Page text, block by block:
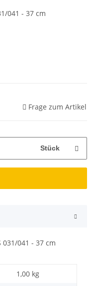
041 - 37 cm
Frage zum Artikel
Stück
041 - 37 cm
1,00 kg